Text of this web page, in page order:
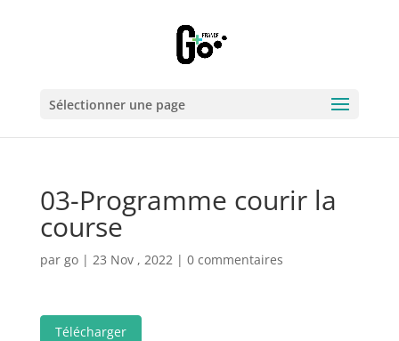
Sélectionner une page
03-Programme courir la
course
par go| 23 Nov , 2022| 0 commentaires
Télécharger